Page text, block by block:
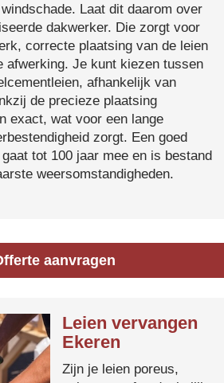
Laat dit daarom over
dakwerker. Die zorgt voor
correcte plaatsing van de leien
afwerking. Je kunt kiezen tussen
afhankelijk van
de precieze plaatsing
exact, wat voor een lange
zorgt. Een goed
tot 100 jaar mee en is bestand
weersomstandigheden.
aanvragen
Leien vervangen
Ekeren
Zijn je leien poreus,